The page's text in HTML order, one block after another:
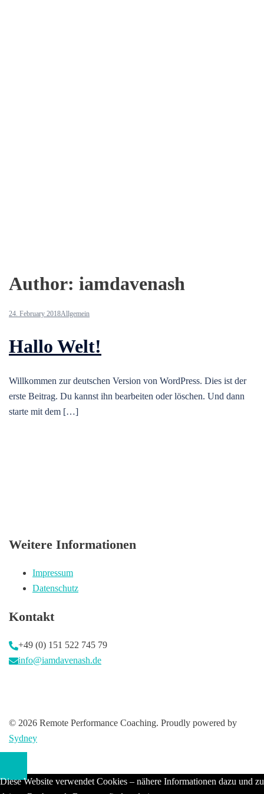
Author: iamdavenash
24. February 2018Allgemein
Hallo Welt!
Willkommen zur deutschen Version von WordPress. Dies ist der
erste Beitrag. Du kannst ihn bearbeiten oder löschen. Und dann
starte mit dem […]
Weitere Informationen
Impressum
Datenschutz
Kontakt
+49 (0) 151 522 745 79
info@iamdavenash.de
© 2026 Remote Performance Coaching. Proudly powered by
Sydney
Diese Website verwendet Cookies – nähere Informationen dazu und zu